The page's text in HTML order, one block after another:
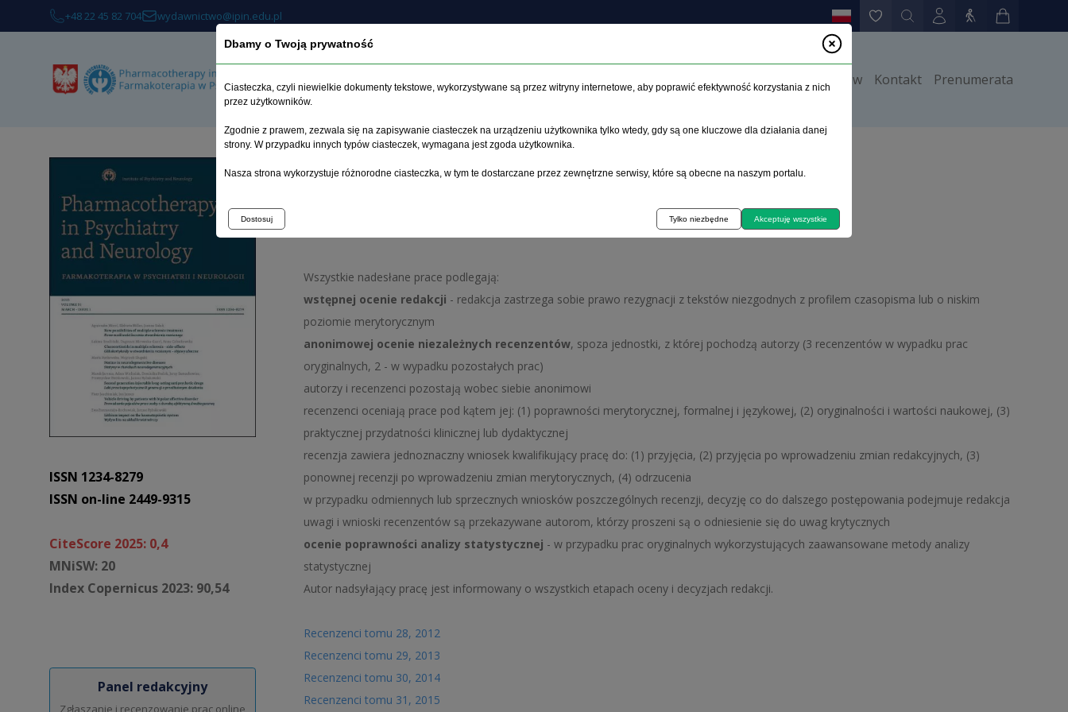
+48 22 45 82 704 wydawnictwo@ipin.edu.pl
O czasopiśmie Zeszyt aktualny Archiwum Artykuły Instrukcje dla autorów Kontakt Prenumerata
ISSN 1234-8279
ISSN on-line 2449-9315
CiteScore 2025: 0,4
MNiSW: 20
Index Copernicus 2023: 90,54
Panel redakcyjny
Zgłaszanie i recenzowanie prac online
Strona główna >Recenzowanie
Wszystkie nadesłane prace podlegają:
wstępnej ocenie redakcji - redakcja zastrzega sobie prawo rezygnacji z tekstów niezgodnych z profilem czasopisma lub o niskim
poziomie merytorycznym
anonimowej ocenie niezależnych recenzentów, spoza jednostki, z której pochodzą autorzy (3 recenzentów w wypadku prac
oryginalnych, 2 - w wypadku pozostałych prac)
autorzy i recenzenci pozostają wobec siebie anonimowi
recenzenci oceniają prace pod kątem jej: (1) poprawności merytorycznej, formalnej i językowej, (2) oryginalności i wartości naukowej, (3)
praktycznej przydatności klinicznej lub dydaktycznej
recenzja zawiera jednoznaczny wniosek kwalifikujący pracę do: (1) przyjęcia, (2) przyjęcia po wprowadzeniu zmian redakcyjnych, (3)
ponownej recenzji po wprowadzeniu zmian merytorycznych, (4) odrzucenia
w przypadku odmiennych lub sprzecznych wniosków poszczególnych recenzji, decyzję co do dalszego postępowania podejmuje redakcja
uwagi i wnioski recenzentów są przekazywane autorom, którzy proszeni są o odniesienie się do uwag krytycznych
ocenie poprawności analizy statystycznej - w przypadku prac oryginalnych wykorzystujących zaawansowane metody analizy
statystycznej
Autor nadsyłający pracę jest informowany o wszystkich etapach oceny i decyzjach redakcji.
Recenzenci tomu 28, 2012
Recenzenci tomu 29, 2013
Recenzenci tomu 30, 2014
Recenzenci tomu 31, 2015
Dbamy o Twoją prywatność
Ciasteczka, czyli niewielkie dokumenty tekstowe, wykorzystywane są przez witryny internetowe, aby poprawić efektywność korzystania z nich
przez użytkowników.
Zgodnie z prawem, zezwala się na zapisywanie ciasteczek na urządzeniu użytkownika tylko wtedy, gdy są one kluczowe dla działania danej
strony. W przypadku innych typów ciasteczek, wymagana jest zgoda użytkownika.
Nasza strona wykorzystuje różnorodne ciasteczka, w tym te dostarczane przez zewnętrzne serwisy, które są obecne na naszym portalu.
Dostosuj Tylko niezbędne Akceptuję wszystkie